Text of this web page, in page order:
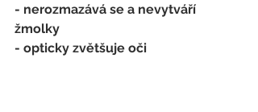
- nerozmazává se a nevytváří
žmolky
- opticky zvětšuje oči